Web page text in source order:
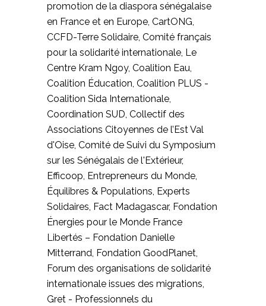
promotion de la diaspora sénégalaise
en France et en Europe, CartONG,
CCFD-Terre Solidaire, Comité français
pour la solidarité internationale, Le
Centre Kram Ngoy, Coalition Eau,
Coalition Éducation, Coalition PLUS -
Coalition Sida Internationale,
Coordination SUD, Collectif des
Associations Citoyennes de l’Est Val
d'Oise, Comité de Suivi du Symposium
sur les Sénégalais de l'Extérieur,
Efficoop, Entrepreneurs du Monde,
Équilibres & Populations, Experts
Solidaires, Fact Madagascar, Fondation
Énergies pour le Monde France
Libertés – Fondation Danielle
Mitterrand, Fondation GoodPlanet,
Forum des organisations de solidarité
internationale issues des migrations,
Gret - Professionnels du